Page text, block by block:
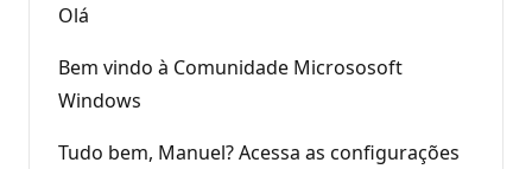
e
r
Olá
Bem vindo à Comunidade Micrososoft
Windows
Tudo bem, Manuel? Acessa as configurações